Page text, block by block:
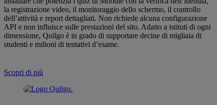
la registrazione video, il monitoraggio dello schermo, il controllo
dell’attività e report dettagliati. Non richiede alcuna configurazione
API e non influisce sulle prestazioni del sito. Adatto a istituti di ogni
dimensione, Quilgo è in grado di supportare decine di migliaia di
studenti e milioni di tentativi d’esame.
Scopri di più